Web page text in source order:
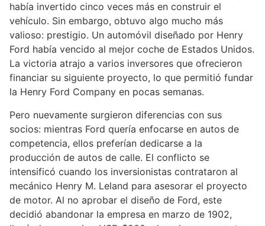
había invertido cinco veces más en construir el
vehículo. Sin embargo, obtuvo algo mucho más
valioso: prestigio. Un automóvil diseñado por Henry
Ford había vencido al mejor coche de Estados Unidos.
La victoria atrajo a varios inversores que ofrecieron
financiar su siguiente proyecto, lo que permitió fundar
la Henry Ford Company en pocas semanas.
Pero nuevamente surgieron diferencias con sus
socios: mientras Ford quería enfocarse en autos de
competencia, ellos preferían dedicarse a la
producción de autos de calle. El conflicto se
intensificó cuando los inversionistas contrataron al
mecánico Henry M. Leland para asesorar el proyecto
de motor. Al no aprobar el diseño de Ford, este
decidió abandonar la empresa en marzo de 1902,